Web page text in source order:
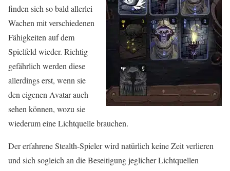
finden sich so bald allerlei
Wachen mit verschiedenen
Fähigkeiten auf dem
Spielfeld wieder. Richtig
gefährlich werden diese
allerdings erst, wenn sie
den eigenen Avatar auch
sehen können, wozu sie
wiederum eine Lichtquelle brauchen.
Der erfahrene Stealth-Spieler wird natürlich keine Zeit verlieren
und sich sogleich an die Beseitigung jeglicher Lichtquellen